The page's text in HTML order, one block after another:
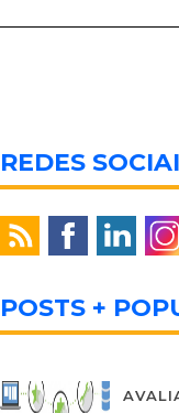
REDES
POSTS +